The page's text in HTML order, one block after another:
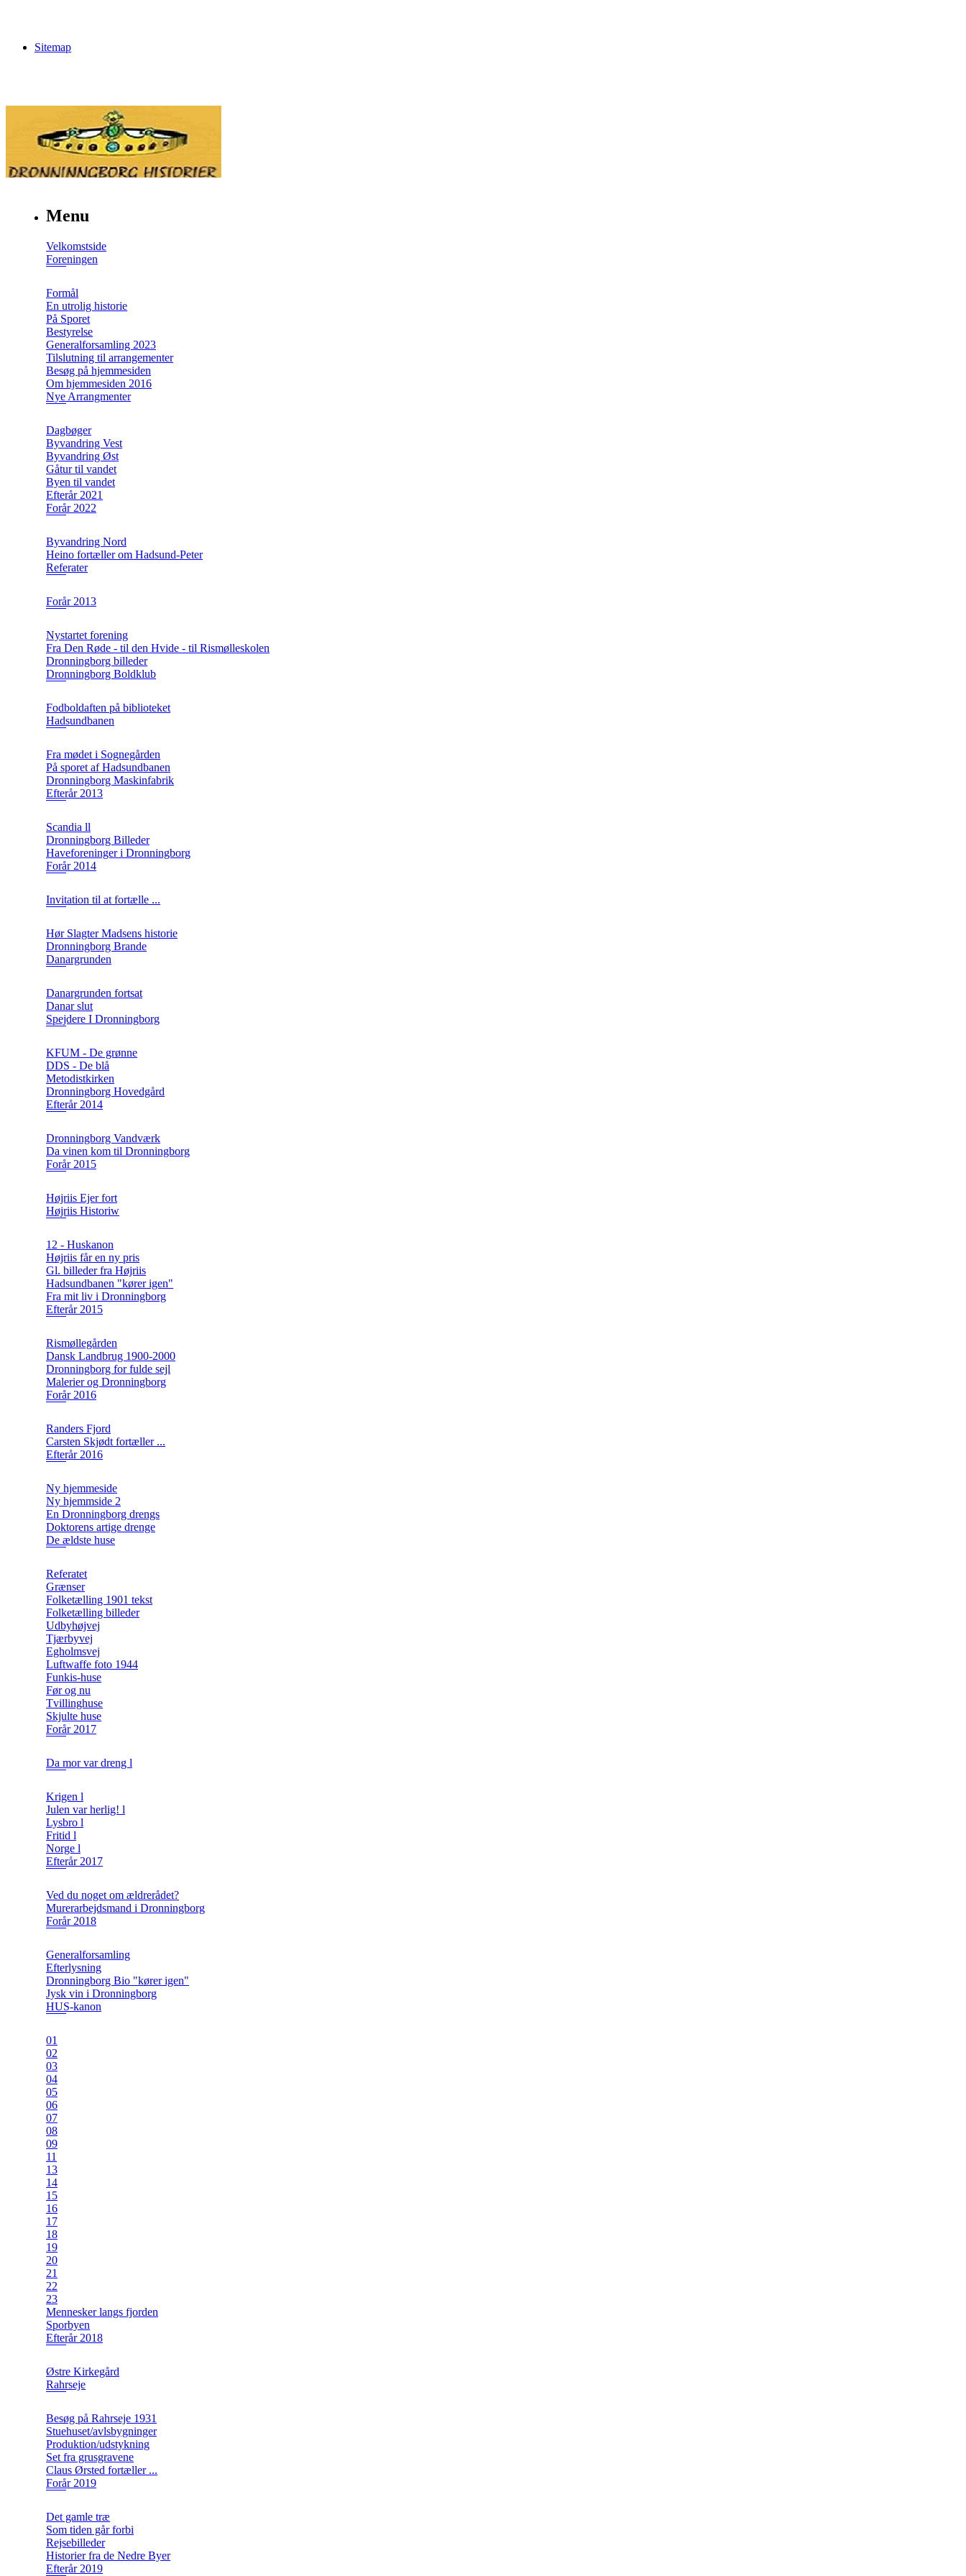
Sitemap
Menu
Velkomstside
Foreningen
Formål
En utrolig historie
På Sporet
Bestyrelse
Generalforsamling 2023
Tilslutning til arrangementer
Besøg på hjemmesiden
Om hjemmesiden 2016
Nye Arrangmenter
Dagbøger
Byvandring Vest
Byvandring Øst
Gåtur til vandet
Byen til vandet
Efterår 2021
Forår 2022
Byvandring Nord
Heino fortæller om Hadsund-Peter
Referater
Forår 2013
Nystartet forening
Fra Den Røde - til den Hvide - til Rismølleskolen
Dronningborg billeder
Dronningborg Boldklub
Fodboldaften på biblioteket
Hadsundbanen
Fra mødet i Sognegården
På sporet af Hadsundbanen
Dronningborg Maskinfabrik
Efterår 2013
Scandia ll
Dronningborg Billeder
Haveforeninger i Dronningborg
Forår 2014
Invitation til at fortælle ...
Hør Slagter Madsens historie
Dronningborg Brande
Danargrunden
Danargrunden fortsat
Danar slut
Spejdere I Dronningborg
KFUM - De grønne
DDS - De blå
Metodistkirken
Dronningborg Hovedgård
Efterår 2014
Dronningborg Vandværk
Da vinen kom til Dronningborg
Forår 2015
Højriis Ejer fort
Højriis Historiw
12 - Huskanon
Højriis får en ny pris
Gl. billeder fra Højriis
Hadsundbanen "kører igen"
Fra mit liv i Dronningborg
Efterår 2015
Rismøllegården
Dansk Landbrug 1900-2000
Dronningborg for fulde sejl
Malerier og Dronningborg
Forår 2016
Randers Fjord
Carsten Skjødt fortæller ...
Efterår 2016
Ny hjemmeside
Ny hjemmside 2
En Dronningborg drengs
Doktorens artige drenge
De ældste huse
Referatet
Grænser
Folketælling 1901 tekst
Folketælling billeder
Udbyhøjvej
Tjærbyvej
Egholmsvej
Luftwaffe foto 1944
Funkis-huse
Før og nu
Tvillinghuse
Skjulte huse
Forår 2017
Da mor var dreng l
Krigen l
Julen var herlig! l
Lysbro l
Fritid l
Norge l
Efterår 2017
Ved du noget om ældrerådet?
Murerarbejdsmand i Dronningborg
Forår 2018
Generalforsamling
Efterlysning
Dronningborg Bio "kører igen"
Jysk vin i Dronningborg
HUS-kanon
01
02
03
04
05
06
07
08
09
11
13
14
15
16
17
18
19
20
21
22
23
Mennesker langs fjorden
Sporbyen
Efterår 2018
Østre Kirkegård
Rahrseje
Besøg på Rahrseje 1931
Stuehuset/avlsbygninger
Produktion/udstykning
Set fra grusgravene
Claus Ørsted fortæller ...
Forår 2019
Det gamle træ
Som tiden går forbi
Rejsebilleder
Historier fra de Nedre Byer
Efterår 2019